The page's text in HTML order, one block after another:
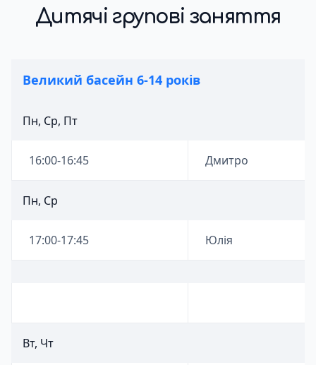
Дитячі групові заняття
Великий басейн 6-14 років
Пн, Ср, Пт
16:00-16:45 Дмитро
Пн, Ср
17:00-17:45 Юлія
Вт, Чт